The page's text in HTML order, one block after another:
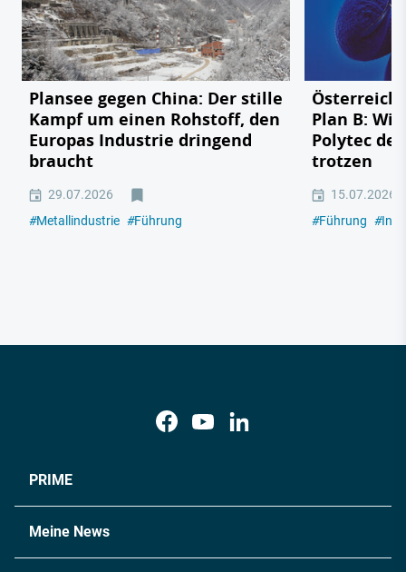
Plansee gegen China: Der stille
Kampf um einen Rohstoff, den
Europas Industrie dringend
braucht
29.07.2026
#Metallindustrie #Führung
Plan B:
Polytec
trotzen
15.07.2026
#Führung #
PRIME
Meine News